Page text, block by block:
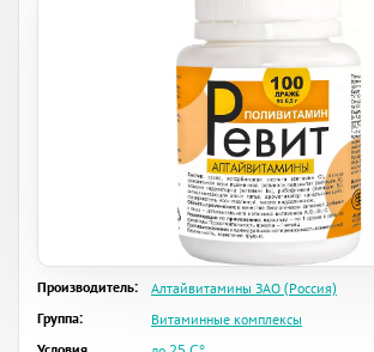
Производитель:
Алтайвитамины ЗАО (Россия)
Группа:
Витаминные комплексы